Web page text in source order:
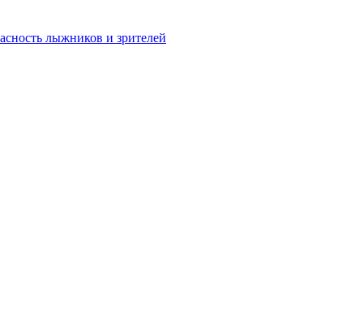
лыжников и зрителей